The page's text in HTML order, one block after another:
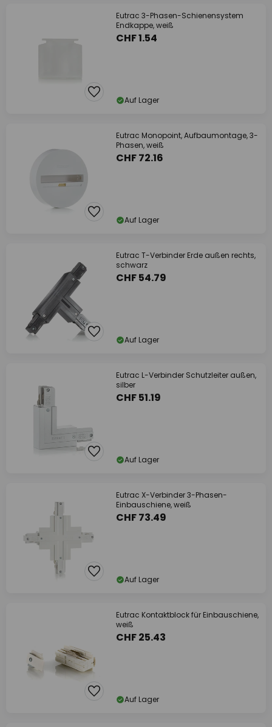
Eutrac 3-Phasen-Schienensystem
Endkappe, weiß
CHF 1.54
Auf Lager
Eutrac Monopoint, Aufbaumontage, 3-
Phasen, weiß
CHF 72.16
Auf Lager
Eutrac T-Verbinder Erde außen rechts,
schwarz
CHF 54.79
Auf Lager
Eutrac L-Verbinder Schutzleiter außen,
silber
CHF 51.19
Auf Lager
Eutrac X-Verbinder 3-Phasen-
Einbauschiene, weiß
CHF 73.49
Auf Lager
Eutrac Kontaktblock für Einbauschiene,
weiß
CHF 25.43
Auf Lager